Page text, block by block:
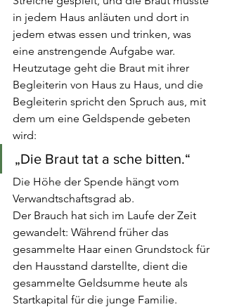
in jedem Haus anläuten und dort in
jedem etwas essen und trinken, was
eine anstrengende Aufgabe war.
Heutzutage geht die Braut mit ihrer
Begleiterin von Haus zu Haus, und die
Begleiterin spricht den Spruch aus, mit
dem um eine Geldspende gebeten
wird:
„Die Braut tat a sche bitten.“
Die Höhe der Spende hängt vom
Verwandtschaftsgrad ab.
Der Brauch hat sich im Laufe der Zeit
gewandelt: Während früher das
gesammelte Haar einen Grundstock für
den Hausstand darstellte, dient die
gesammelte Geldsumme heute als
Startkapital für die junge Familie.